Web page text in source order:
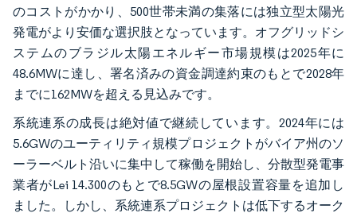
のコストがかかり、500世帯未満の集落には独立型太陽光
発電がより安価な選択肢となっています。オフグリッドシ
ステムのブラジル太陽エネルギー市場規模は2025年に
48.6MWに達し、署名済みの資金調達約束のもとで2028年
までに162MWを超える見込みです。
系統連系の成長は絶対値で継続しています。2024年には
5.6GWのユーティリティ規模プロジェクトがバイア州のソ
ーラーベルト沿いに集中して稼働を開始し、分散型発電事
業者がLei 14.300のもとで8.5GWの屋根設置容量を追加し
ました。しかし、系統連系プロジェクトは低下するオーク